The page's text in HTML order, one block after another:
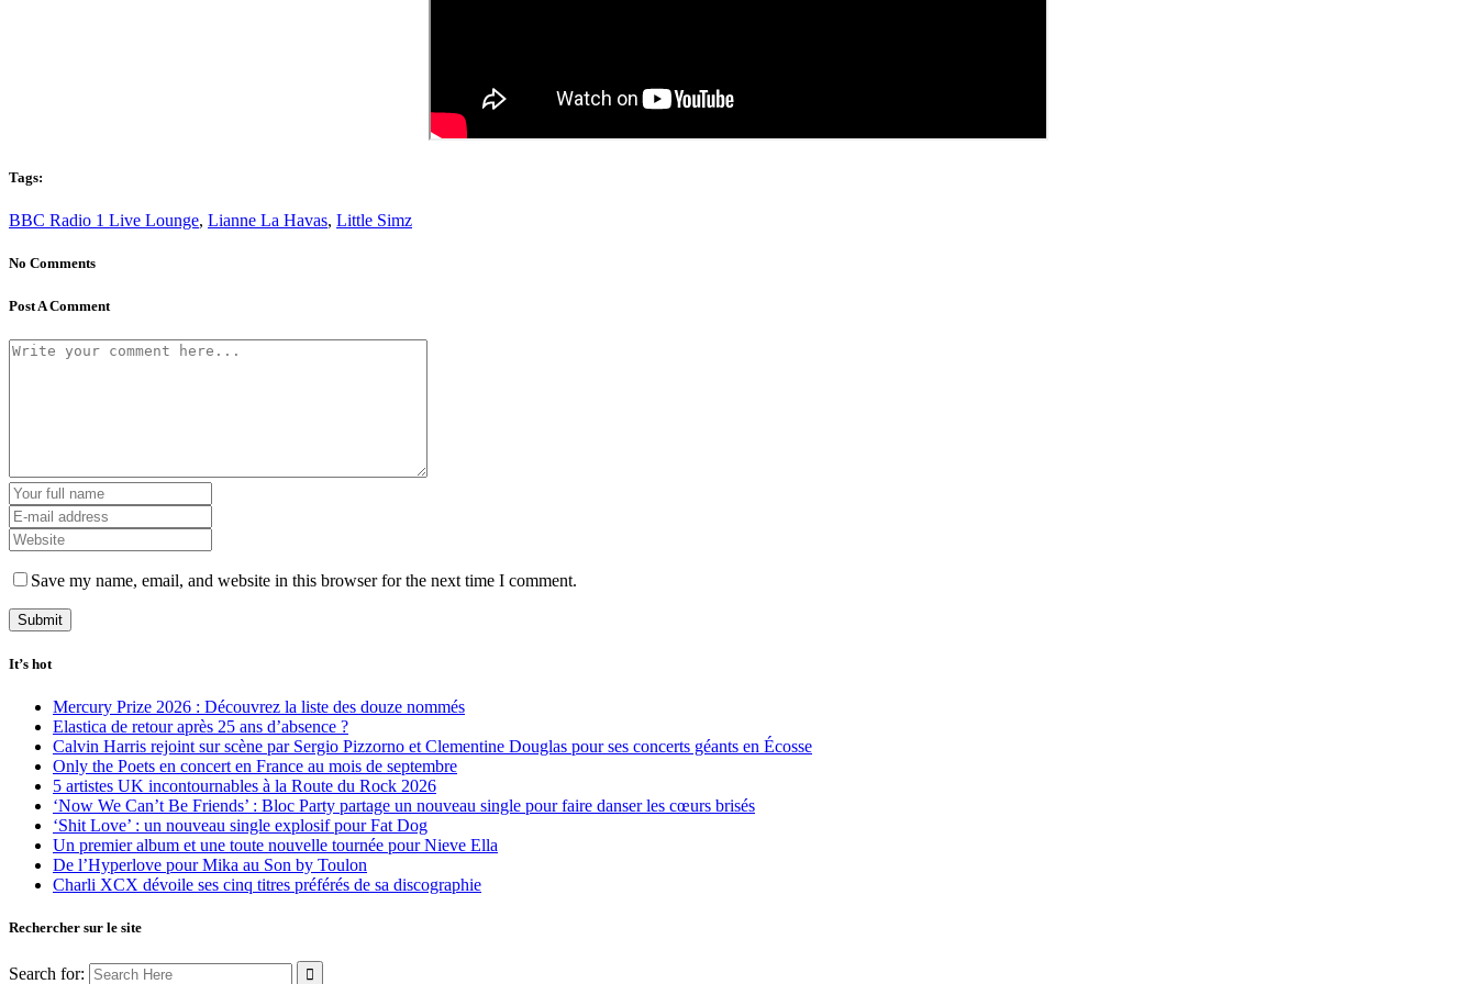
Tags:
BBC Radio 1 Live Lounge, Lianne La Havas, Little Simz
No Comments
Post A Comment
Save my name, email, and website in this browser for the next time I comment.
It’s hot
Mercury Prize 2026 : Découvrez la liste des douze nommés
Elastica de retour après 25 ans d’absence ?
Calvin Harris rejoint sur scène par Sergio Pizzorno et Clementine Douglas pour ses concerts géants en Écosse
Only the Poets en concert en France au mois de septembre
5 artistes UK incontournables à la Route du Rock 2026
‘Now We Can’t Be Friends’ : Bloc Party partage un nouveau single pour faire danser les cœurs brisés
‘Shit Love’ : un nouveau single explosif pour Fat Dog
Un premier album et une toute nouvelle tournée pour Nieve Ella
De l’Hyperlove pour Mika au Son by Toulon
Charli XCX dévoile ses cinq titres préférés de sa discographie
Rechercher sur le site
Search for: